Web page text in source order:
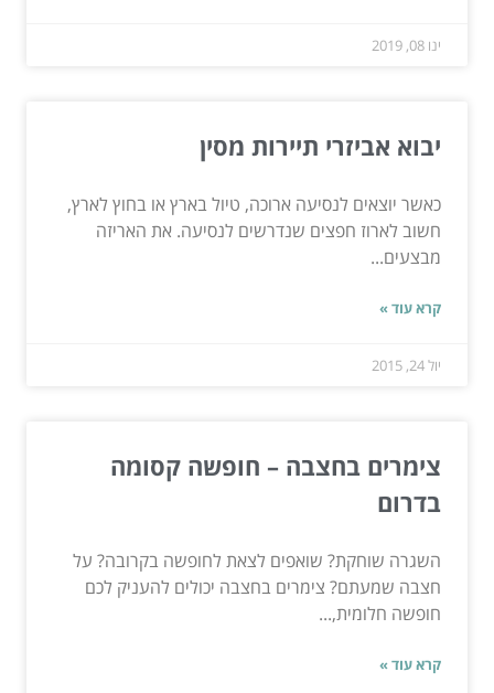
ינו 08, 2019
יבוא אביזרי תיירות מסין
כאשר יוצאים לנסיעה ארוכה, טיול בארץ או בחוץ לארץ,
חשוב לארוז חפצים שנדרשים לנסיעה. את האריזה
מבצעים...
קרא עוד »
יול 24, 2015
צימרים בחצבה – חופשה קסומה
בדרום
השגרה שוחקת? שואפים לצאת לחופשה בקרובה? על
חצבה שמעתם? צימרים בחצבה יכולים להעניק לכם
חופשה חלומית,...
קרא עוד »